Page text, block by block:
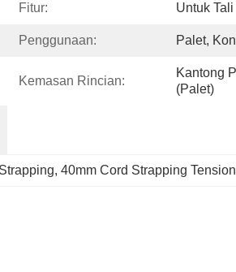
Fitur: Untuk
Penggunaan: Palet,
Kemasan Rincian:
Kantong
(palet)
, 40mm Cord Strapping